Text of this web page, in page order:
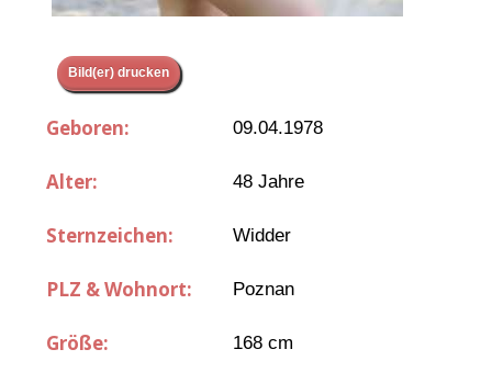
Bild(er) drucken
Geboren: 09.04.1978
Alter: 48 Jahre
Sternzeichen: Widder
PLZ & Wohnort: Poznan
Größe: 168 cm